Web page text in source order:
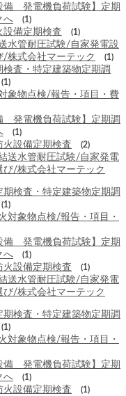
発電機負荷試験】定期
へ
(1)
備定期検査 (1)
水管耐圧試験/自家発電設
株式会社マーテック
(1)
査・特定建築物定期調
(1)
象物点検/報告・項目・費
発電機負荷試験】定期調
(1)
設備定期検査 (2)
送水管耐圧試験/自家発電
/株式会社マーテック
検査・特定建築物定期調
(1)
象物点検/報告・項目・
発電機負荷試験】定期
へ
(1)
設備定期検査 (1)
送水管耐圧試験/自家発電
/株式会社マーテック
検査・特定建築物定期調
(1)
象物点検/報告・項目・
発電機負荷試験】定期
へ
(1)
設備定期検査 (1)